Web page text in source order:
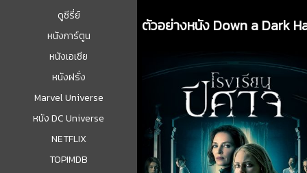
ดูซีรี่ย์
หนังการ์ตูน
หนังเอเชีย
หนังฝรั่ง
Marvel Universe
หนัง DC Universe
NETFLIX
TOPIMDB
ตัวอย่างหนัง Down a Dark